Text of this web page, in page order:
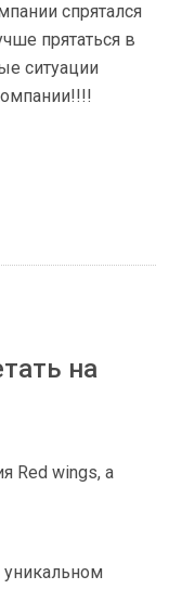
спрятался
прятаться в
ситуации
на
Red wings, а
уникальном